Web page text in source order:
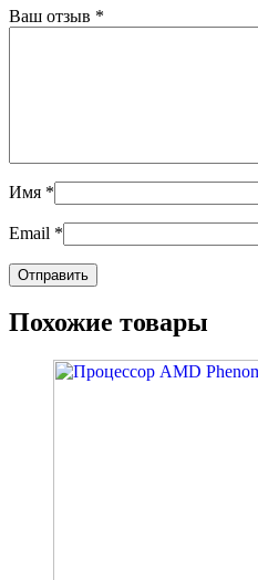
Ваш отзыв *
Имя *
Email *
Похожие товары